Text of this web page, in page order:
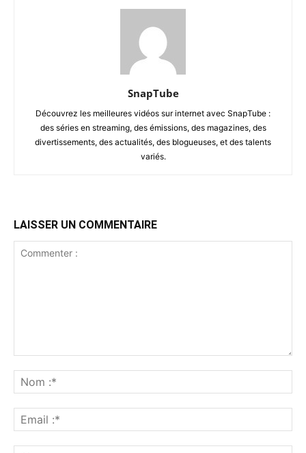
SnapTube
Découvrez les meilleures vidéos sur internet avec SnapTube :
des séries en streaming, des émissions, des magazines, des
divertissements, des actualités, des blogueuses, et des talents
variés.
LAISSER UN COMMENTAIRE